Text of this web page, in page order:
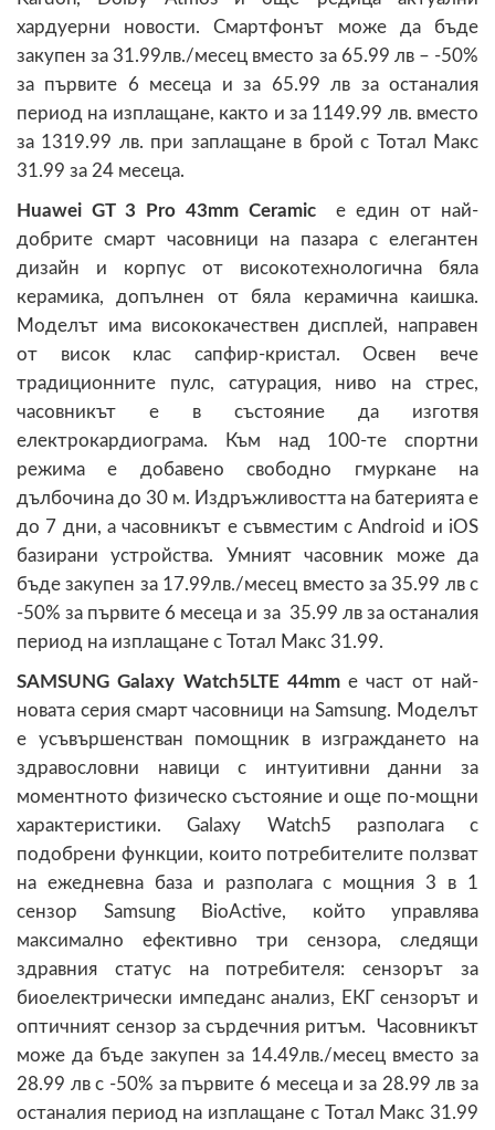
хардуерни новости. Смартфонът може да бъде
закупен за 31.99лв./месец вместо за 65.99 лв – -50%
за първите 6 месеца и за 65.99 лв за останалия
период на изплащане, както и за 1149.99 лв. вместо
за 1319.99 лв. при заплащане в брой с Тотал Макс
31.99 за 24 месеца.
Huawei GT 3 Pro 43mm Ceramic
e един от най-
добрите смарт часовници на пазара с елегантен
дизайн и корпус от високотехнологична бяла
керамика, допълнен от бяла керамична каишка.
Моделът има висококачествен дисплей, направен
от висок клас сапфир-кристал. Освен вече
традиционните пулс, сатурация, ниво на стрес,
часовникът е в състояние да изготвя
електрокардиограма. Към над 100-те спортни
режима е добавено свободно гмуркане на
дълбочина до 30 м. Издръжливостта на батерията е
до 7 дни, а часовникът е съвместим с Android и iOS
базирани устройства. Умният часовник може да
бъде закупен за 17.99лв./месец вместо за 35.99 лв с
-50% за първите 6 месеца и за 35.99 лв за останалия
период на изплащане с Тотал Макс 31.99.
SAMSUNG Galaxy Watch5LTE 44mme част от най-
новата серия смарт часовници на Samsung. Моделът
е усъвършенстван помощник в изграждането на
здравословни навици с интуитивни данни за
моментното физическо състояние и още по-мощни
характеристики. Galaxy Watch5 разполага с
подобрени функции, които потребителите ползват
на ежедневна база и разполага с мощния 3 в 1
сензор Samsung BioActive, който управлява
максимално ефективно три сензора, следящи
здравния статус на потребителя: сензорът за
биоелектрически импеданс анализ, ЕКГ сензорът и
оптичният сензор за сърдечния ритъм. Часовникът
може да бъде закупен за 14.49лв./месец вместо за
28.99 лв с -50% за първите 6 месеца и за 28.99 лв за
останалия период на изплащане с Тотал Макс 31.99